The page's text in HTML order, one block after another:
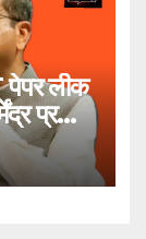
पेपर लीक
प्रधान